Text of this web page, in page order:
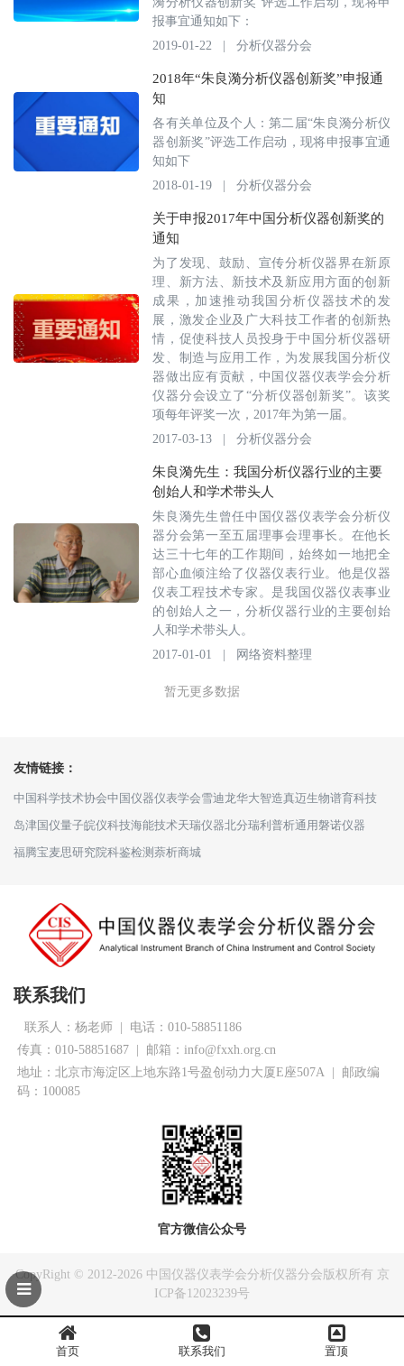
报事宜通知如下：
2019-01-22
分析仪器分会
2018年“朱良漪分析仪器创新奖”申报通
知
各有关单位及个人：第二届“朱良漪分析仪
器创新奖”评选工作启动，现将申报事宜通
知如下
2018-01-19
分析仪器分会
关于申报2017年中国分析仪器创新奖的
通知
为了发现、鼓励、宣传分析仪器界在新原
理、新方法、新技术及新应用方面的创新
成果，加速推动我国分析仪器技术的发
展，激发企业及广大科技工作者的创新热
情，促使科技人员投身于中国分析仪器研
发、制造与应用工作，为发展我国分析仪
器做出应有贡献，中国仪器仪表学会分析
仪器分会设立了“分析仪器创新奖”。该奖
项每年评奖一次，2017年为第一届。
2017-03-13
分析仪器分会
朱良漪先生：我国分析仪器行业的主要
创始人和学术带头人
朱良漪先生曾任中国仪器仪表学会分析仪
器分会第一至五届理事会理事长。在他长
达三十七年的工作期间，始终如一地把全
部心血倾注给了仪器仪表行业。他是仪器
仪表工程技术专家。是我国仪器仪表事业
的创始人之一，分析仪器行业的主要创始
人和学术带头人。
2017-01-01
网络资料整理
暂无更多数据
友情链接：
中国科学技术协会中国仪器仪表学会雪迪龙华大智造真迈生物谱育科技
岛津国仪量子皖仪科技海能技术天瑞仪器北分瑞利 普析通用磐诺仪器
福腾宝麦思研究院科鉴检测 萘析商城
联系我们
联系人：杨老师
电话：010-58851186
传真：010-58851687 | 邮箱：info@fxxh.org.cn
地址：北京市海淀区上地东路1号盈创动力大厦E座507A | 邮政编
码：100085
官方微信公众号
CopyRight © 2012-2026 中国仪器仪表学会分析仪器分会 版权所有 京
ICP备12023239号
首页 联系我们 置顶